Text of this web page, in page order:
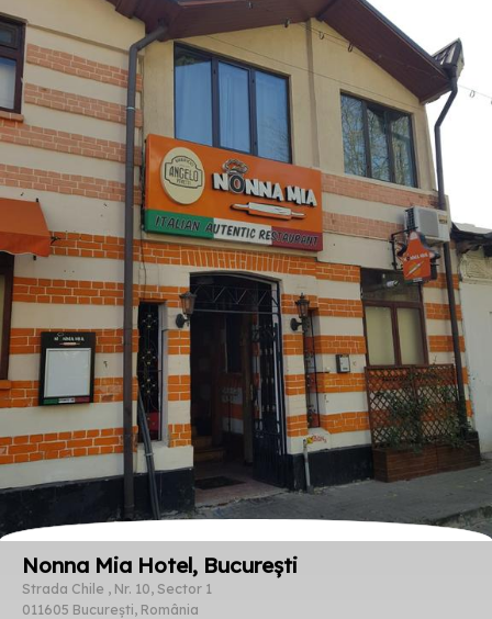
Nonna Mia Hotel, București
Strada Chile , Nr. 10, Sector 1
011605 București, România